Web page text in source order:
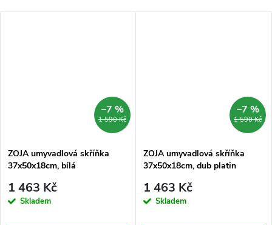
1 590 Kč
–7 %
ZOJA umyvadlová skříňka
37x50x18cm, bílá
1 463 Kč
Skladem
1 590 Kč
–7 %
ZOJA umyvadlová skříňka
37x50x18cm, dub platin
1 463 Kč
Skladem